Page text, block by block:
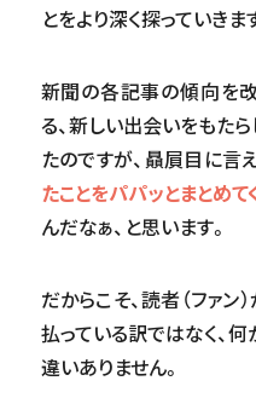
とをより深く探っていきま
新聞の各記事の傾向を
る、新しい出会いをもた
たのですが、贔屓目に言え
たことをパパッとまとめ
んだなぁ、と思います。
だからこそ、読者（ファン
払っている訳ではなく、
違いありません。